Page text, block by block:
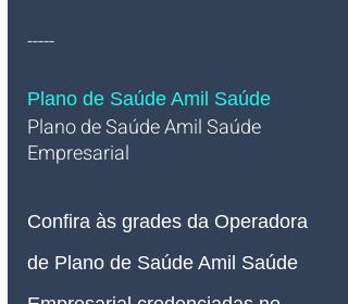
-----
Plano de Saúde Amil Saúde
Plano de Saúde Amil Saúde
Empresarial
Confira às grades da Operadora
de Plano de Saúde Amil Saúde